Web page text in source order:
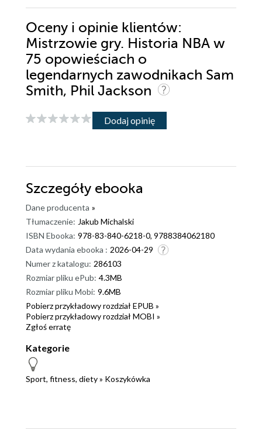
Oceny i opinie klientów:
Mistrzowie gry. Historia NBA w
75 opowieściach o
legendarnych zawodnikach Sam
Smith, Phil Jackson
Dodaj opinię
Szczegóły ebooka
Dane producenta »
Tłumaczenie: Jakub Michalski
ISBN Ebooka: 978-83-840-6218-0, 9788384062180
Data wydania ebooka : 2026-04-29
Numer z katalogu: 286103
Rozmiar pliku ePub: 4.3MB
Rozmiar pliku Mobi: 9.6MB
Pobierz przykładowy rozdział EPUB »
Pobierz przykładowy rozdział MOBI »
Zgłoś erratę
Kategorie
Sport, fitness, diety» Koszykówka